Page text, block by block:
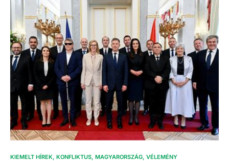
KIEMELT HÍREK KONFLIKTUS MAGYARORSZÁG VÉLEMÉNY